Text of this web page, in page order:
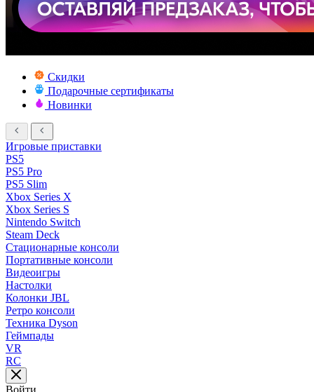
Скидки
Подарочные сертификаты
Новинки
Игровые приставки
PS5
PS5 Pro
PS5 Slim
Xbox Series X
Xbox Series S
Nintendo Switch
Steam Deck
Стационарные консоли
Портативные консоли
Видеоигры
Настолки
Колонки JBL
Ретро консоли
Техника Dyson
Геймпады
VR
RC
Войти